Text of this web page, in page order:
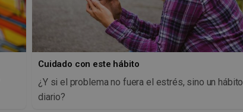
Cuidado con este hábito
¿Y si el problema no fuera el estrés, sino un hábito
diario?